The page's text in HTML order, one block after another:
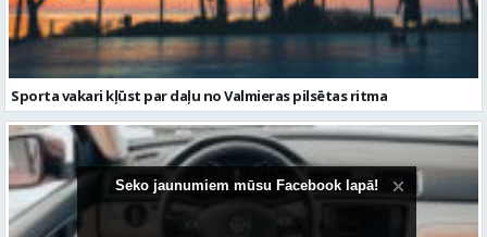
Seko jaunumiem mūsu Facebook lapā!